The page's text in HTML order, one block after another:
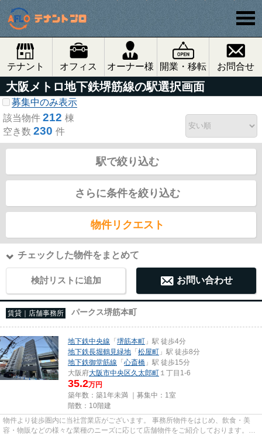
テナント オフィス オーナー様 開業・移転 お問合せ
大阪メトロ地下鉄堺筋線の駅選択画面
募集中のみ表示
該当物件 212 棟
空き数 230 件
駅で絞り込む
さらに条件を絞り込む
物件リクエスト
チェックした物件をまとめて
検討リストに追加 お問い合わせ
賃貸｜店舗事務所 パークス堺筋本町
地下鉄中央線 「堺筋本町 」駅 徒歩4分
地下鉄長堀鶴見緑地 「松屋町 」駅 徒歩8分
地下鉄御堂筋線 「心斎橋 」駅 徒歩15分
大阪府大阪市中央区久太郎町 １丁目1-6
35.2万円
築年数：築1年未満 ｜募集中： 1室
階数：10階建
物件より徒歩圏内に当社営業店がございます。 事務所物件をはじめ、飲食・美
容・物販などの様々な業種のニーズに応じて店舗物件をご紹介しております。